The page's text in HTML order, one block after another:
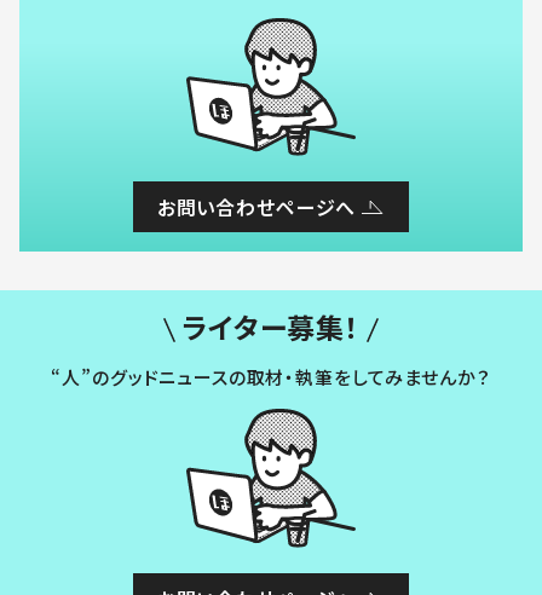
お問い合わせページへ
ライター募集！
“人”のグッドニュースの取材・執筆をしてみませんか？